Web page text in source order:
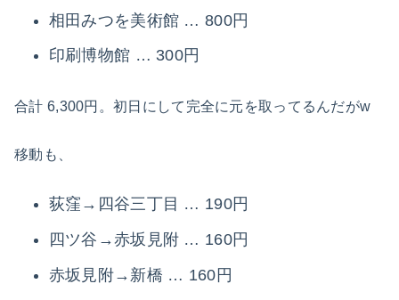
相田みつを美術館 … 800円
印刷博物館 … 300円
合計 6,300円。初日にして完全に元を取ってるんだがw
移動も、
荻窪→四谷三丁目 … 190円
四ツ谷→赤坂見附 … 160円
赤坂見附→新橋 … 160円